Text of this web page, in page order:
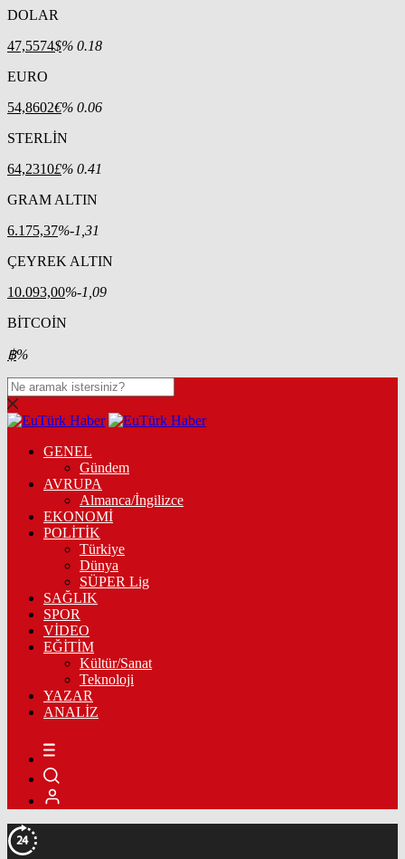
DOLAR
47,5574$% 0.18
EURO
54,8602€% 0.06
STERLİN
64,2310£% 0.41
GRAM ALTIN
6.175,37%-1,31
ÇEYREK ALTIN
10.093,00%-1,09
BİTCOİN
฿%
GENEL
Gündem
AVRUPA
Almanca/İngilizce
EKONOMİ
POLİTİK
Türkiye
Dünya
SÜPER Lig
SAĞLIK
SPOR
VİDEO
EĞİTİM
Kültür/Sanat
Teknoloji
YAZAR
ANALİZ